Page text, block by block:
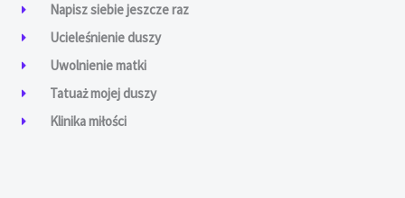
Napisz siebie jeszcze raz
Ucieleśnienie duszy
Uwolnienie matki
Tatuaż mojej duszy
Klinika miłości